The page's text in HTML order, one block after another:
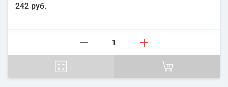
242 руб.